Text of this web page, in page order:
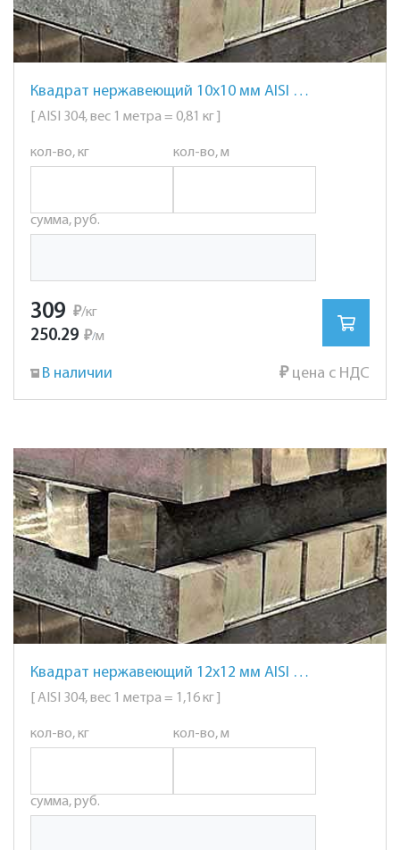
Квадрат нержавеющий 10х10 мм AISI 304 сталь 08Х18Н10
[ AISI 304, вес 1 метра = 0,81 кг ]
кол-во, кг кол-во, м
сумма, руб.
309 ₽/кг
250.29 ₽/м
В наличии ₽цена с НДС
Квадрат нержавеющий 12х12 мм AISI 304 сталь 08Х18Н10
[ AISI 304, вес 1 метра = 1,16 кг ]
кол-во, кг кол-во, м
сумма, руб.